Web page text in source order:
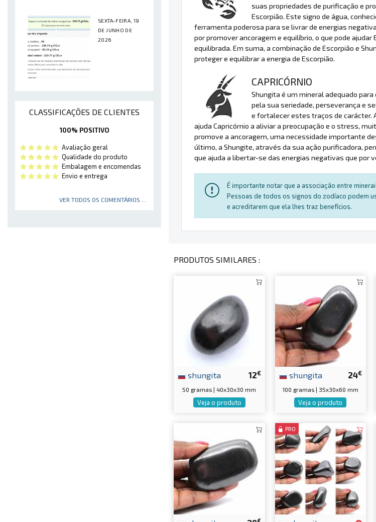
SEXTA-FEIRA, 19
DE JUNHO DE
2026
CLASSIFICAÇÕES DE CLIENTES
100% POSITIVO
Avaliação geral
Qualidade do produto
Embalagem e encomendas
Envio e entrega
VER TODOS OS COMENTÁRIOS ...
suas propriedades de purificação e
Escorpião. Este signo de água,
ferramenta poderosa para se livrar de energias
por promover ancoragem e equilíbrio, o que pode
equilibrada. Em suma, a combinação de Escorpião e
proteger e equilibrar a energia de Escorpião.
CAPRICÓRNIO
Shungita é um mineral adequado
pela sua seriedade, perseverança e
e fortalecer estes traços de carácter.
ajuda Capricórnio a aliviar a preocupação e o stress,
promove a ancoragem, uma necessidade importante
último, a Shungite, através da sua ação purificadora,
que ajuda a libertar-se das energias negativas que por
É importante notar que a associação entre
Pessoas de todos os signos do zodíaco podem
e acreditarem que ela lhes traz benefícios.
PRODUTOS SIMILARES :
12€
shungita
50 gramas | 40x30x30 mm
Veja o produto
24€
shungita
100 gramas | 35x30x60 mm
Veja o produto
€
PRO